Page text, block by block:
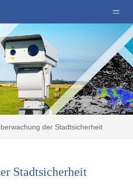
der Stadtsicherheit
Stadtsicherheit